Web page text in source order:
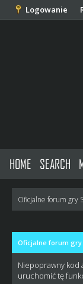
Logowanie
HOME SEARCH
Oficjalne forum gry
Oficjalne forum gry
Niepoprawny kod
uruchomić tę